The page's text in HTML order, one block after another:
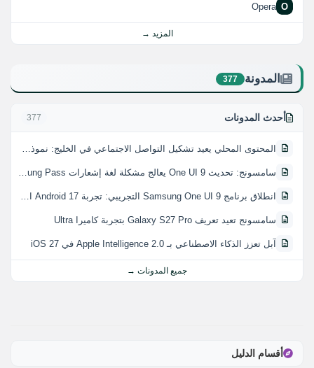
أقسام الدليل
O
Opera
المزيد →
المدونة 377
أحدث المدونات 377
سامسونج تعيد تعريف Galaxy S27 Pro بتجربة كاميرا Ultra
آبل تعزز الذكاء الاصطناعي بـ Apple Intelligence 2.0 في iOS 27
جميع المدونات →